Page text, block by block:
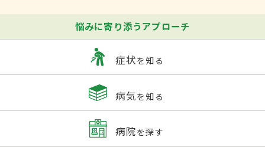
悩みに寄り添うアプローチ
症状を知る
病気を知る
病院を探す